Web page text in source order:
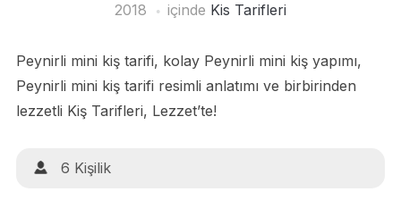
2018
içinde Kis Tarifleri
Peynirli mini kiş tarifi, kolay Peynirli mini kiş yapımı,
Peynirli mini kiş tarifi resimli anlatımı ve birbirinden
lezzetli Kiş Tarifleri, Lezzet’te!
6 Kişilik